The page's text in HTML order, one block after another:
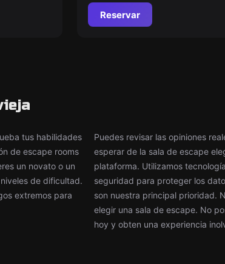
Reservar
tus habilidades
de escape rooms
un novato o un
de dificultad.
extremos para
Puedes revisar las opiniones
esperar de la sala de escape
plataforma. Utilizamos
seguridad para proteger los
son nuestra principal prioridad.
elegir una sala de escape. No
hoy y obten una experiencia